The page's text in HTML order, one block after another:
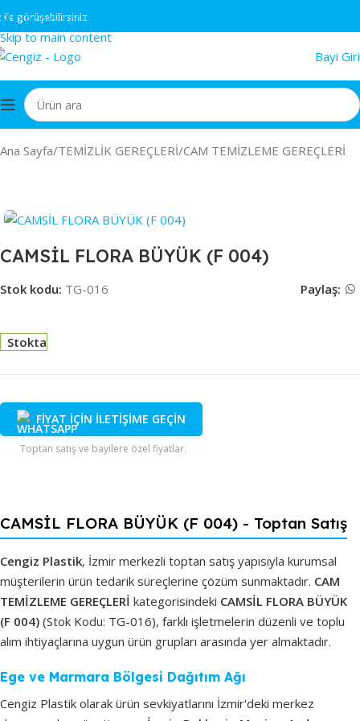
Skip to navigation
Skip to main content
görüşebilirsiniz.
Bayi
Ana Sayfa/TEMİZLİK GEREÇLERİ/CAM TEMİZLEME GEREÇLERİ
CAMSİL FLORA BÜYÜK (F 004)
Stok kodu: TG-016 Paylaş:
Stokta
FİYAT İÇİN İLETİŞİME GEÇİN
Toptan satış ve bayilere özel fiyatlar.
CAMSİL FLORA BÜYÜK (F 004) - Toptan Satış
Cengiz Plastik, İzmir merkezli toptan satış yapısıyla kurumsal
müşterilerin ürün tedarik süreçlerine çözüm sunmaktadır. CAM
TEMİZLEME GEREÇLERİ kategorisindeki CAMSİL FLORA BÜYÜK
(F 004) (Stok Kodu: TG-016), farklı işletmelerin düzenli ve toplu
alım ihtiyaçlarına uygun ürün grupları arasında yer almaktadır.
Ege ve Marmara Bölgesi Dağıtım Ağı
Cengiz Plastik olarak ürün sevkiyatlarını İzmir'deki merkez